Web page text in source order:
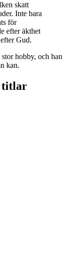
skatt
Inte bara
för
efter äkthet
Gud.
hobby, och han
kan.
titlar